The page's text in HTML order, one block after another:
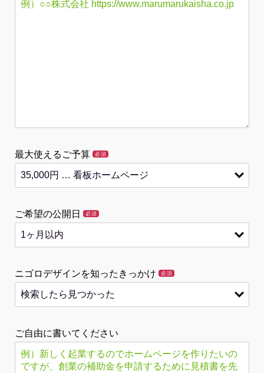
最大使えるご予算 必須
ご希望の公開日 必須
ニゴロデザインを知ったきっかけ 必須
ご自由に書いてください